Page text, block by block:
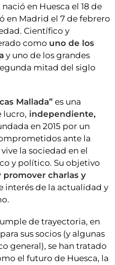
en Huesca el 18 de
en Madrid el 7 de febrero
Científico y
como uno de los
y uno de los grandes
mitad del siglo
Mallada” es una
lucro, independiente,
en 2015 por un
ante la
la sociedad en el
y político. Su objetivo
promover charlas y
interés de la actualidad y
de trayectoria, en
sus socios (y algunas
general), se han tratado
el futuro de Huesca, la